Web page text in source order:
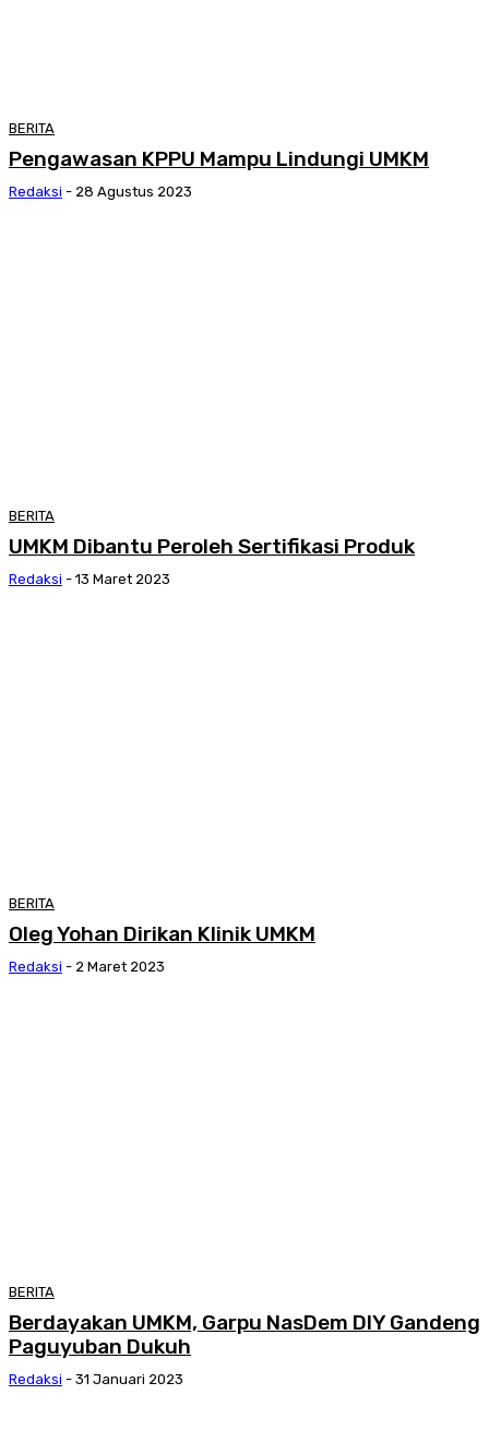
BERITA
Pengawasan KPPU Mampu Lindungi UMKM
Redaksi - 28 Agustus 2023
BERITA
UMKM Dibantu Peroleh Sertifikasi Produk
Redaksi - 13 Maret 2023
BERITA
Oleg Yohan Dirikan Klinik UMKM
Redaksi - 2 Maret 2023
BERITA
Berdayakan UMKM, Garpu NasDem DIY Gandeng
Paguyuban Dukuh
Redaksi - 31 Januari 2023